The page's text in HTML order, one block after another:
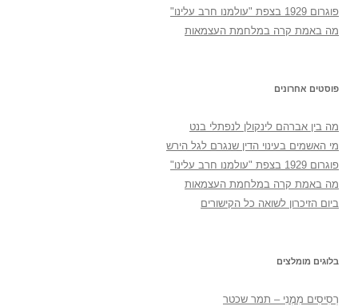
פוגרום 1929 בצפת "עולמנו חרב עלינו"
מה באמת קרה במלחמת העצמאות
פוסטים אחרונים
מה בין אברהם לינקולן לנפתלי בנט
מי האשמים בעינוי הדין שנגרם לגל הירש
פוגרום 1929 בצפת "עולמנו חרב עלינו"
מה באמת קרה במלחמת העצמאות
ביום הזיכרון לשואה כל הקישורים
בלוגים מומלצים
רְסִיסִים מִמֶנִי – תמר שכטר